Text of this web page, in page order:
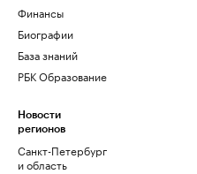
Финансы
Биографии
База знаний
РБК Образование
Новости
регионов
Санкт-Петербург
и область